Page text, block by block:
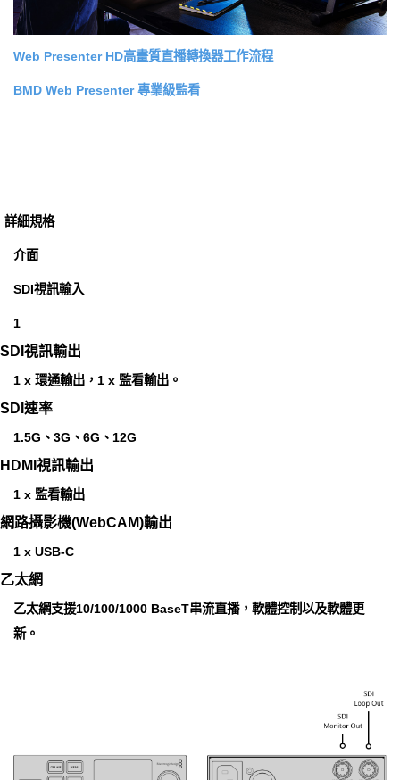
Web Presenter HD高畫質直播轉換器工作流程
BMD Web Presenter 專業級監看
詳細規格
介面
SDI視訊輸入
1
SDI視訊輸出
1 x 環通輸出，1 x 監看輸出。
SDI速率
1.5G、3G、6G、12G
HDMI視訊輸出
1 x 監看輸出
網路攝影機(WebCAM)輸出
1 x USB-C
乙太網
乙太網支援10/100/1000 BaseT串流直播，軟體控制以及軟體更
新。